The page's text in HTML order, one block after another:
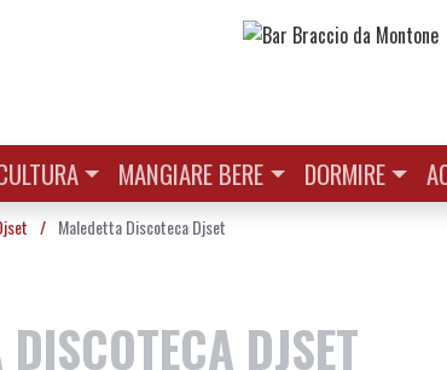
MANGIARE BERE DORMIRE
/ Maledetta Discoteca Djset
DJSET